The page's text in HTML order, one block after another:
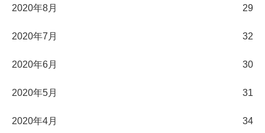
2020年8月 29
2020年7月 32
2020年6月 30
2020年5月 31
2020年4月 34